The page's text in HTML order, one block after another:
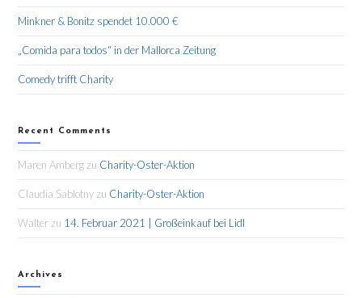
Minkner & Bonitz spendet 10.000 €
„Comida para todos“ in der Mallorca Zeitung
Comedy trifft Charity
Recent Comments
Maren Amberg zu Charity-Oster-Aktion
Claudia Sablotny zu Charity-Oster-Aktion
Walter zu 14. Februar 2021 | Großeinkauf bei Lidl
Archives